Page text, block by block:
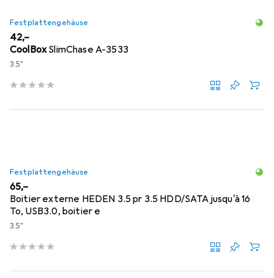
Festplattengehäuse
EUR
42,–
CoolBoxSlimChase A-3533
3.5"
Festplattengehäuse
EUR
65,–
Boitier externe HEDEN 3.5 pr 3.5 HDD/SATA jusqu'à 16
To, USB3.0, boitier e
3.5"